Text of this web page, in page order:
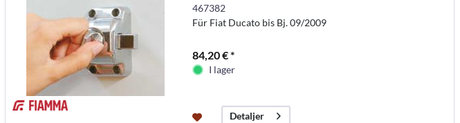
467382
Für Fiat Ducato bis Bj. 09/2009
84,20 € *
I lager
Detaljer